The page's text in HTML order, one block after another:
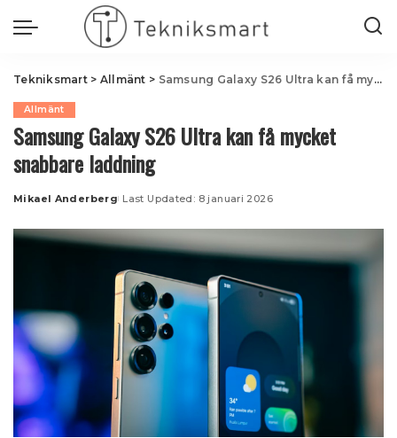
Tekniksmart> Allmänt > Samsung Galaxy S26 Ultra kan få mycket snabbare laddning
Allmänt
Samsung Galaxy S26 Ultra kan få mycket
snabbare laddning
Posted
Mikael Anderberg Last Updated: 8 januari 2026